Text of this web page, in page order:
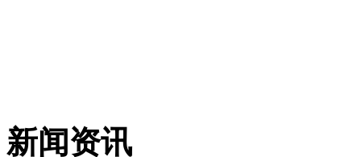
新闻资讯